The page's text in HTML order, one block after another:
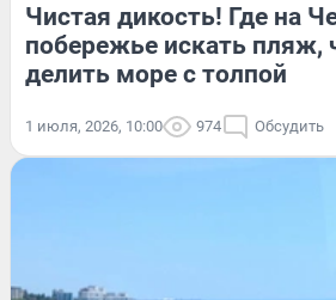
Чистая дикость! Где на
побережье искать пляж,
делить море с толпой
1 июля, 2026, 10:00 974 Обсудить